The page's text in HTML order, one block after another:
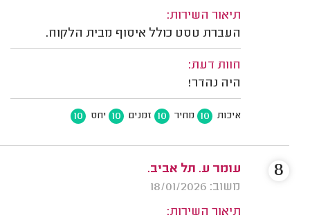
תיאור השירות:
העברת טסט כולל איסוף מבית הלקוח.
חוות דעת:
היה נהדר!
איכות 10 מחיר 10 זמנים 10 יחס 10
עומר ע. תל אביב.
משוב: 18/01/2026
תיאור השירות:
8